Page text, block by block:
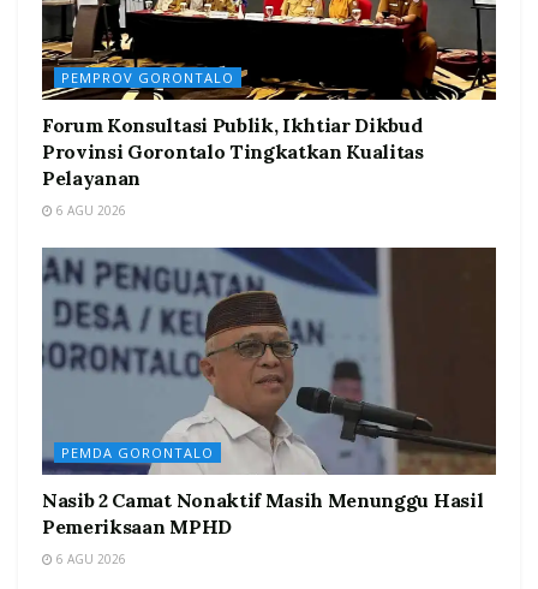
PEMPROV GORONTALO
Forum Konsultasi Publik, Ikhtiar Dikbud
Provinsi Gorontalo Tingkatkan Kualitas
Pelayanan
6 AGU 2026
PEMDA GORONTALO
Nasib 2 Camat Nonaktif Masih Menunggu Hasil
Pemeriksaan MPHD
6 AGU 2026